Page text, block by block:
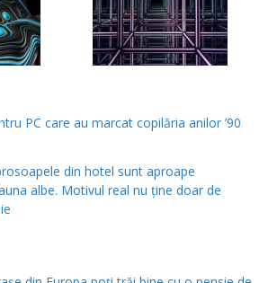
PC care au marcat copilăria anilor ’90
din hotel sunt aproape
albe. Motivul real nu ține doar de